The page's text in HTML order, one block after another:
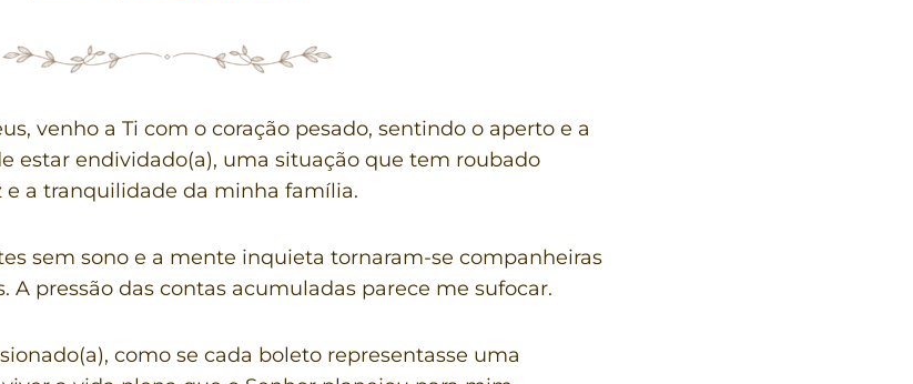
venho a Ti com o coração pesado, sentindo o aperto e a
estar endividado(a), uma situação que tem roubado
e a tranquilidade da minha família.
sem sono e a mente inquieta tornaram-se companheiras
A pressão das contas acumuladas parece me sufocar.
como se cada boleto representasse uma